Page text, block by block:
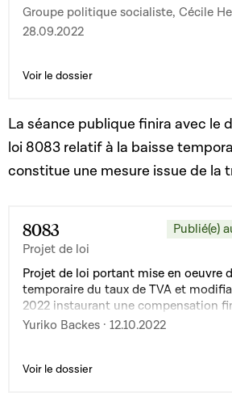
Groupe politique socialiste, Cécile
28.09.2022
Voir le dossier
La séance publique finira avec le
loi 8083 relatif à la baisse
constitue une mesure issue de la
8083
Projet de loi
Publié(e)
Projet de loi portant mise en oeuvre
temporaire du taux de TVA et
2022 instaurant une compensation
permettant la réduction temporaire
Yuriko Backes · 12.10.2022
Voir le dossier